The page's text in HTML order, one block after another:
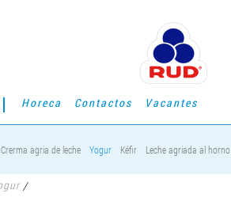
Horeca Contactos Vacantes
Crerma agria de leche Yogur Kéfir Leche agriada al horno
/